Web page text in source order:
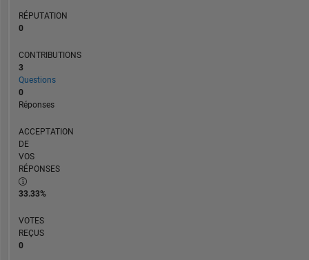
RÉPUTATION
0
CONTRIBUTIONS
3
Questions
0
Réponses
ACCEPTATION
DE
VOS
RÉPONSES
33.33%
VOTES
REÇUS
0